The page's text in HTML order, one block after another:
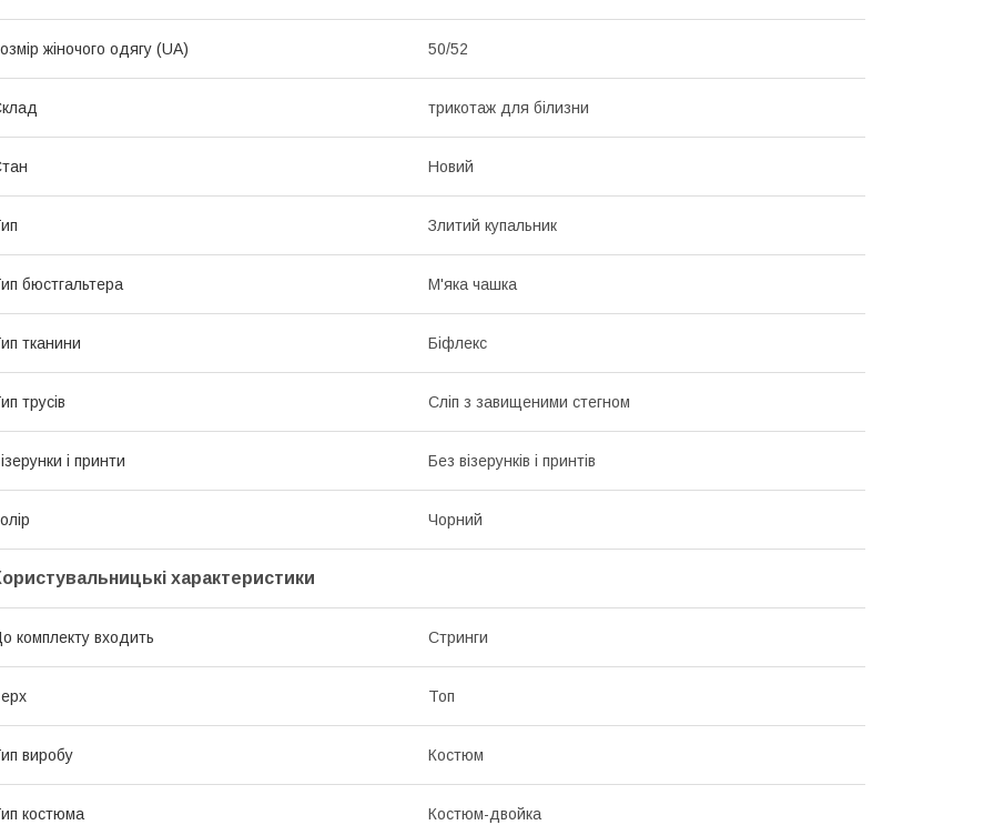
жіночого одягу (UA) 50/52
трикотаж для білизни
Новий
Злитий купальник
бюстгальтера М'яка чашка
тканини Біфлекс
трусів Сліп з завищеними стегном
і принти Без візерунків і принтів
Чорний
характеристики
комплекту входить Стринги
Топ
виробу Костюм
костюма Костюм-двойка